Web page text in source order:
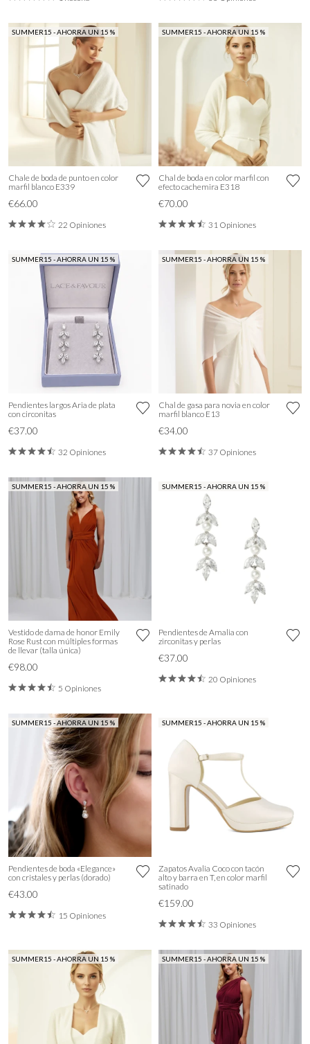
SUMMER15 - AHORRA UN 15 %
Chale de boda de punto en color
marfil blanco E339
€66.00
22 Opiniones
SUMMER15 - AHORRA UN 15 %
Chal de boda en color marfil con
efecto cachemira E318
€70.00
31 Opiniones
SUMMER15 - AHORRA UN 15 %
Pendientes largos Aria de plata
con circonitas
€37.00
32 Opiniones
SUMMER15 - AHORRA UN 15 %
Chal de gasa para novia en color
marfil blanco E13
€34.00
37 Opiniones
SUMMER15 - AHORRA UN 15 %
Vestido de dama de honor Emily
Rose Rust con múltiples formas
de llevar (talla única)
€98.00
5 Opiniones
SUMMER15 - AHORRA UN 15 %
Pendientes de Amalia con
zirconitas y perlas
€37.00
20 Opiniones
SUMMER15 - AHORRA UN 15 %
Pendientes de boda «Elegance»
con cristales y perlas (dorado)
€43.00
15 Opiniones
SUMMER15 - AHORRA UN 15 %
Zapatos Avalia Coco con tacón
alto y barra en T, en color marfil
satinado
€159.00
33 Opiniones
SUMMER15 - AHORRA UN 15 % SUMMER15 - AHORRA UN 15 %